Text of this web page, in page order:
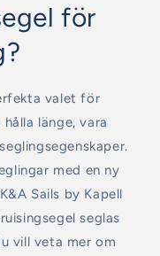
för
valet för
länge, vara
med en ny
Sails by Kapell
seglas
vill veta mer om